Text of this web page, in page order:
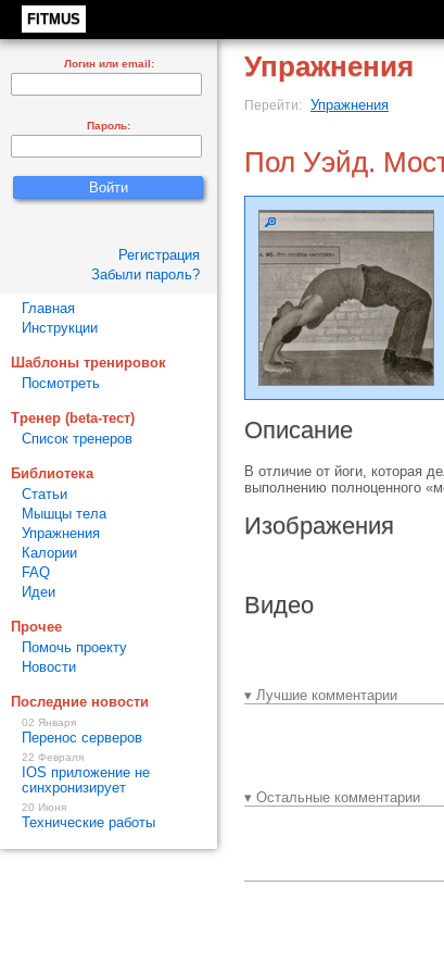
FITMUS
Упражнения
Перейти: Упражнения
Пол Уэйд.
Описание
В отличие от йоги, которая
выполнению полноценного
Изображения
Видео
▾ Лучшие комментарии
▾ Остальные комментарии
Логин или email:
Пароль:
Регистрация
Забыли пароль?
Главная
Инструкции
Шаблоны тренировок
Посмотреть
Тренер (beta-тест)
Список тренеров
Библиотека
Статьи
Мышцы тела
Упражнения
Калории
FAQ
Идеи
Прочее
Помочь проекту
Новости
Последние новости
02 Января
Перенос серверов
22 Февраля
IOS приложение не
синхронизирует
20 Июня
Технические работы